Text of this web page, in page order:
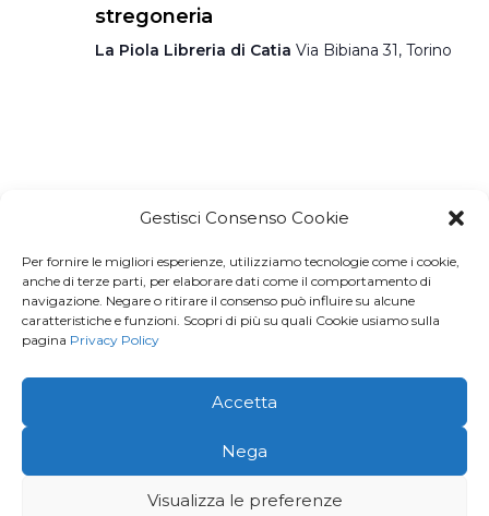
Gestisci Consenso Cookie
Per fornire le migliori esperienze, utilizziamo tecnologie come i cookie,
anche di terze parti, per elaborare dati come il comportamento di
navigazione. Negare o ritirare il consenso può influire su alcune
caratteristiche e funzioni. Scopri di più su quali Cookie usiamo sulla
pagina Privacy Policy
Accetta
Nega
Visualizza le preferenze
stregoneria
La Piola Libreria di Catia Via Bibiana 31, Torino
Iscriviti aMacondo Post, la
Newsletter di BuendiaBooks
La voglio!
© 2026 · Buendia Books - P.I 11678260016 | C.F.
MGVFNC86L43L219J |Privacy Policy
Creato e aggiornato con cura daGloweb.it